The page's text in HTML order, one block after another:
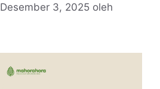
Desember 3, 2025 oleh